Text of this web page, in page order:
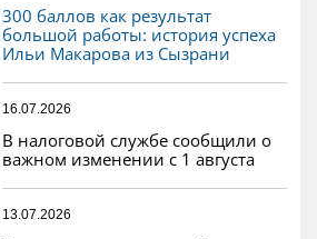
300 баллов как результат
большой работы: история успеха
Ильи Макарова из Сызрани
16.07.2026
В налоговой службе сообщили о
важном изменении с 1 августа
13.07.2026